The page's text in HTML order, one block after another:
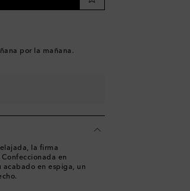
por la mañana.
la firma
en
acabado en espiga, un